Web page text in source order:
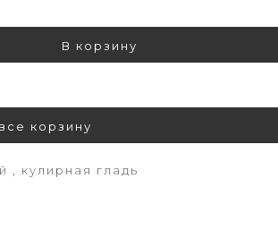
В корзину
корзину
, кулирная гладь